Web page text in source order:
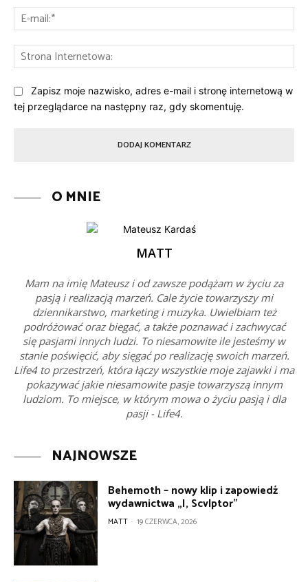
Zapisz moje nazwisko, adres e-mail i stronę internetową w
tej przeglądarce na następny raz, gdy skomentuję.
O MNIE
MATT
Mam na imię Mateusz i od zawsze podążam w życiu za
pasją i realizacją marzeń. Cale życie towarzyszy mi
dziennikarstwo, marketing i muzyka. Uwielbiam też
podróżować oraz biegać, a także poznawać i zachwycać
się pasjami innych ludzi. To niesamowite ile jesteśmy w
stanie poświęcić, aby sięgać po realizację swoich marzeń.
Life4 to przestrzeń, która łączy wszystkie moje zajawki i ma
pokazywać jakie niesamowite pasje towarzyszą innym
ludziom. To miejsce, w którym mowa o życiu pasją i dla
pasji - Life4.
NAJNOWSZE
Behemoth – nowy klip i zapowiedź
wydawnictwa „I, Scvlptor”
MATT - 19 CZERWCA, 2026